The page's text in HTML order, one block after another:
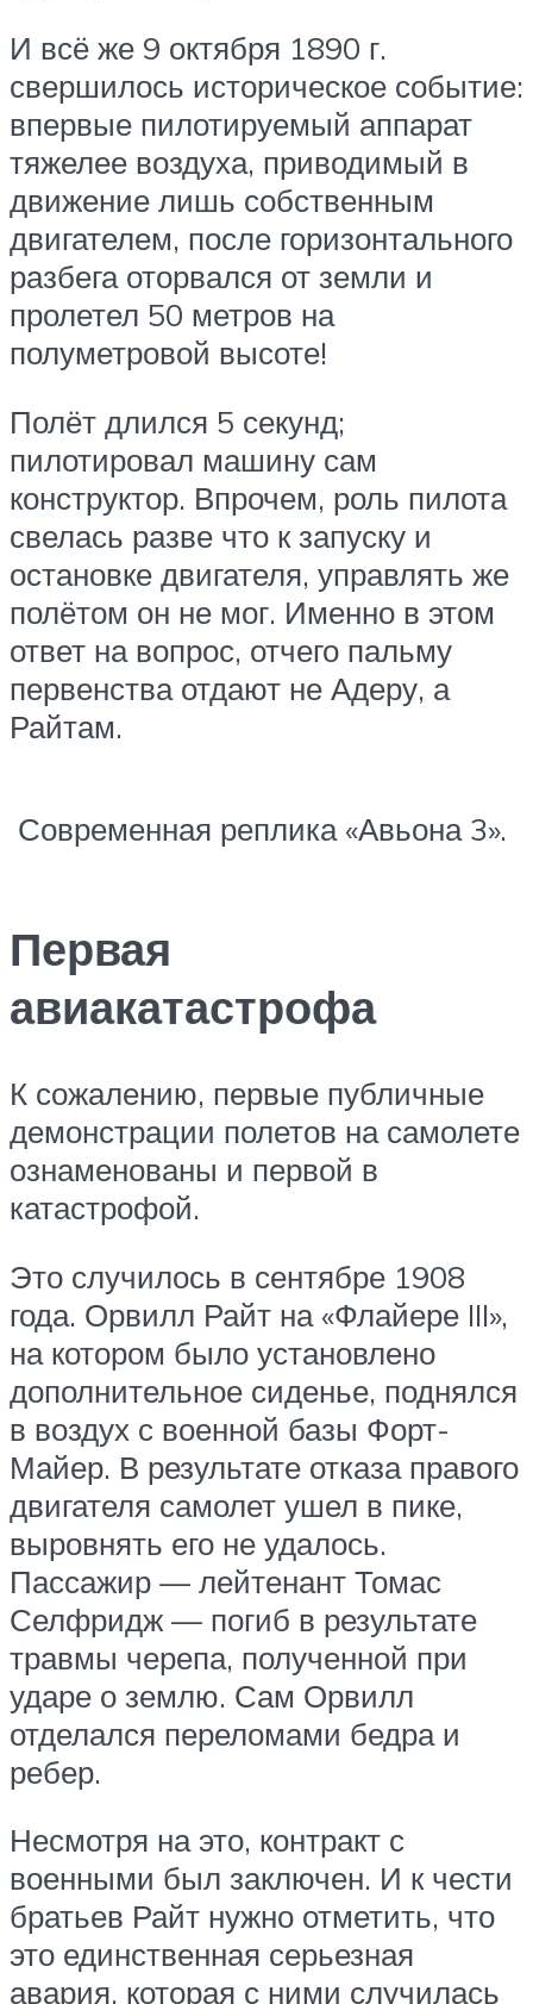
И всё же 9 октября 1890 г.
свершилось историческое событие:
впервые пилотируемый аппарат
тяжелее воздуха, приводимый в
движение лишь собственным
двигателем, после горизонтального
разбега оторвался от земли и
пролетел 50 метров на
полуметровой высоте!
Полёт длился 5 секунд;
пилотировал машину сам
конструктор. Впрочем, роль пилота
свелась разве что к запуску и
остановке двигателя, управлять же
полётом он не мог. Именно в этом
ответ на вопрос, отчего пальму
первенства отдают не Адеру, а
Райтам.
Современная реплика «Авьона 3».
Первая
авиакатастрофа
К сожалению, первые публичные
демонстрации полетов на самолете
ознаменованы и первой в
катастрофой.
Это случилось в сентябре 1908
года. Орвилл Райт на «Флайере III»,
на котором было установлено
дополнительное сиденье, поднялся
в воздух с военной базы Форт-
Майер. В результате отказа правого
двигателя самолет ушел в пике,
выровнять его не удалось.
Пассажир — лейтенант Томас
Селфридж — погиб в результате
травмы черепа, полученной при
ударе о землю. Сам Орвилл
отделался переломами бедра и
ребер.
Несмотря на это, контракт с
военными был заключен. И к чести
братьев Райт нужно отметить, что
это единственная серьезная
авария, которая с ними случилась